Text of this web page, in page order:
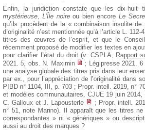
Enfin, la juridiction constate que les dix-huit
mystérieuse
L’Île noireou bien encore Le
qu’ils procèdent de la « combinaison insolite
d’originalité n’est mentionnée qu’à l’article L.
titres des œuvres de l’esprit, et que le
récemment proposé de modifier les textes en
pour clarifier l’état du droit (v. CSPLA, Rapport
2021. 5, obs. N. Maximin
; Légipresse 2021. 6
une analyse globale des titres pris dans leur
par ex., pour l’appréciation de l’originalité dans
PIBD n° 1104, III, p. 703 ; Propr. intell. 2019, n°
et modèles communautaires, CJUE 19 juin 2014,
C. Galloux et J. Lapousterle
; Propr. intell.
n° 51, note Marino). Il apparaît que les titres
correspondantes » ni « génériques » ou
aussi au droit des marques ?